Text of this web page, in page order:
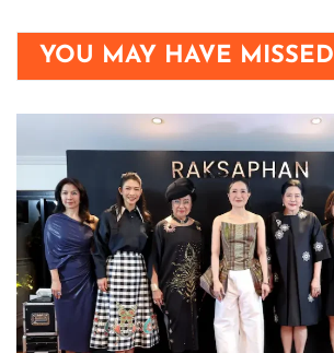
YOU MAY HAVE MISSED